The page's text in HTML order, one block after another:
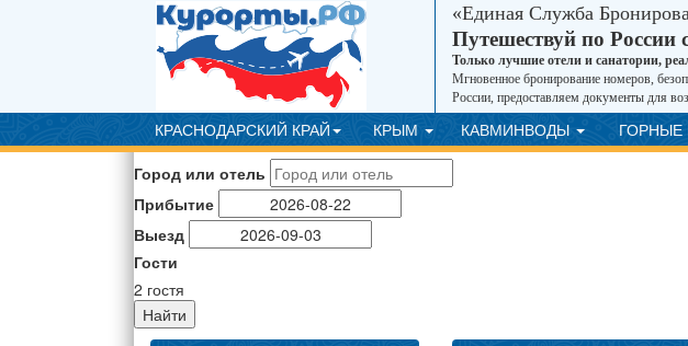
«Единая Служба
Путешествуй по России
Только лучшие отели и санатории,
Мгновенное бронирование номеров,
России, предоставляем документы для
КРАСНОДАРСКИЙ КРАЙ КРЫМ КАВМИНВОДЫ ГОРНЫЕ
Город или отель
Прибытие
Выезд
Гости
2 гостя
Найти